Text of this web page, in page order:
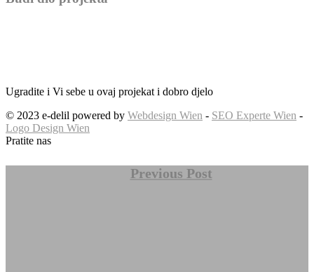
Ugradite i Vi sebe u ovaj projekat i dobro djelo
© 2023 e-delil powered by Webdesign Wien - SEO Experte Wien -
Logo Design Wien
Pratite nas
Previous Post